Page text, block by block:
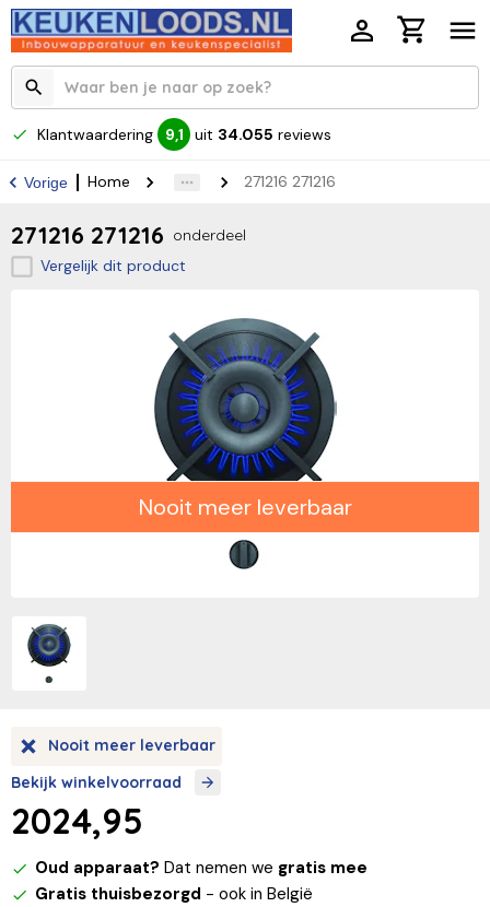
Klantwaardering 9,1 uit 34.055 reviews
Vorige Home 271216 271216
271216 271216 onderdeel
Vergelijk dit product
Nooit meer leverbaar
Nooit meer leverbaar
Bekijk winkelvoorraad
2024,95
Oud apparaat? Dat nemen we gratis mee
Gratis thuisbezorgd - ook in België